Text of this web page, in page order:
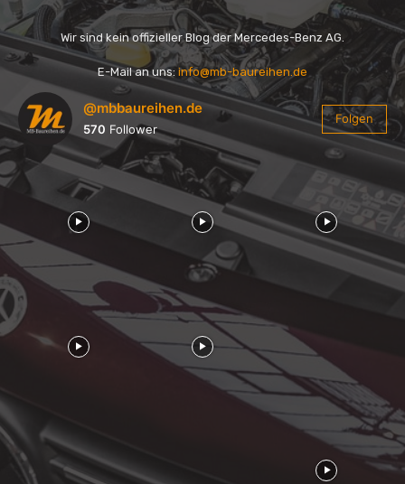
Wir sind kein offizieller Blog der Mercedes-Benz AG.
E-Mail an uns: info@mb-baureihen.de
@mbbaureihen.de
570 Follower
Folgen